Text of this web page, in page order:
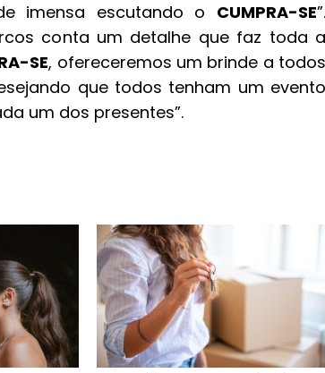
imensa escutando o CUMPRA-SE”.
conta um detalhe que faz toda a
SE, ofereceremos um brinde a todos
que todos tenham um evento
um dos presentes”.